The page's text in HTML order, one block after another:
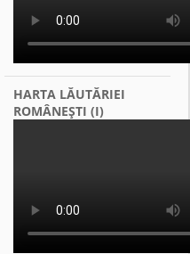
HARTA LĂUTĂRIEI
ROMÂNEŞTI (I)